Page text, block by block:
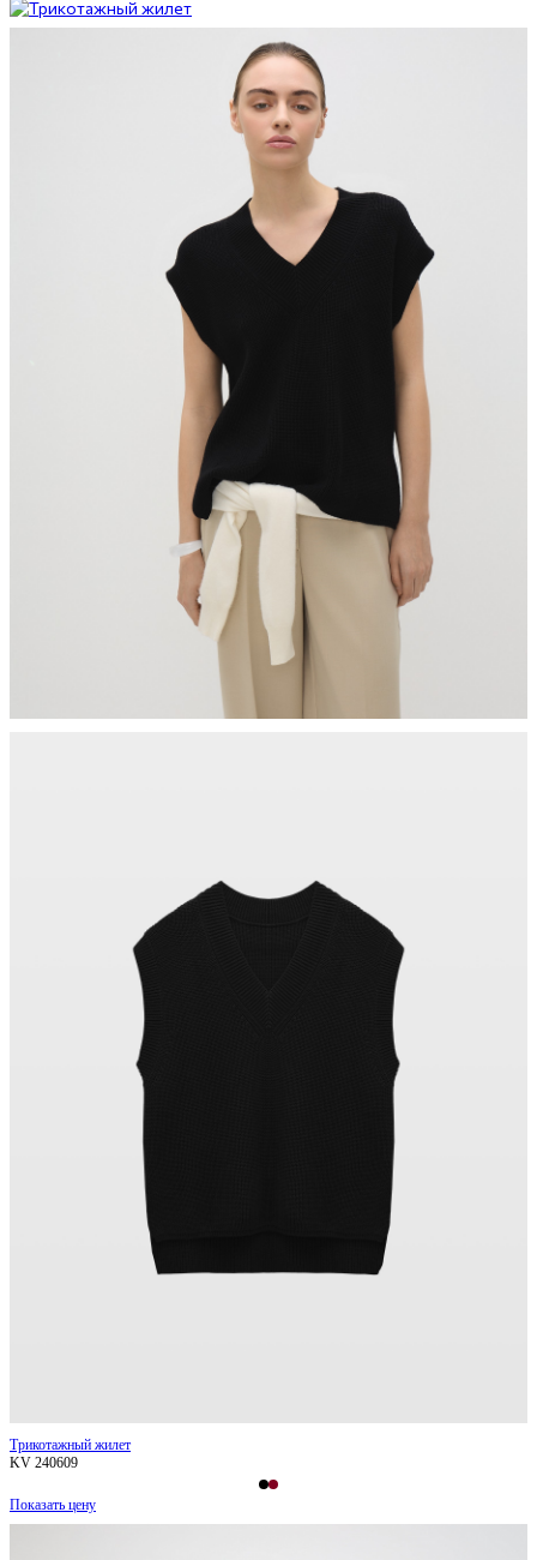
Трикотажный жилет
KV 240609
Показать цену